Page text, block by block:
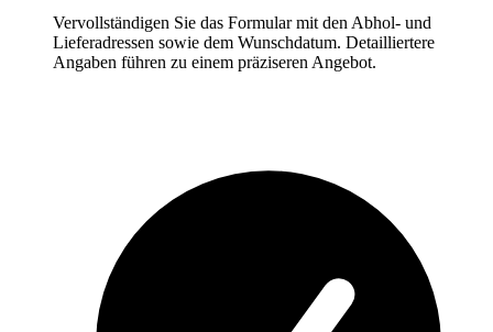
Vervollständigen Sie das Formular mit den Abhol- und
Lieferadressen sowie dem Wunschdatum. Detailliertere
Angaben führen zu einem präziseren Angebot.